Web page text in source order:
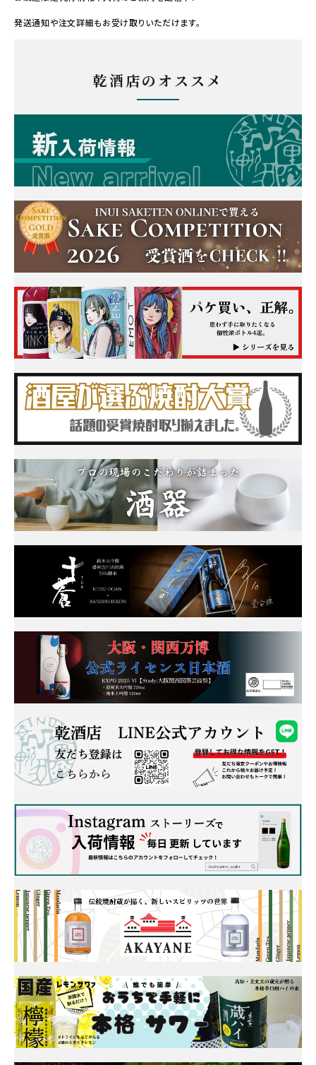
発送通知や注文詳細もお受け取りいただけます。
乾酒店のオススメ